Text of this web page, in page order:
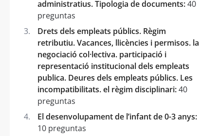
administratius. Tipologia de documents:40
preguntas
Drets dels empleats públics. Règim
retributiu. Vacances, llicències i permisos. la
negociació col·lectiva. participació i
representació institucional dels empleats
publica. Deures dels empleats públics. Les
incompatibilitats. el règim disciplinari:40
preguntas
El desenvolupament de l’infant de 0-3 anys:
10 preguntas